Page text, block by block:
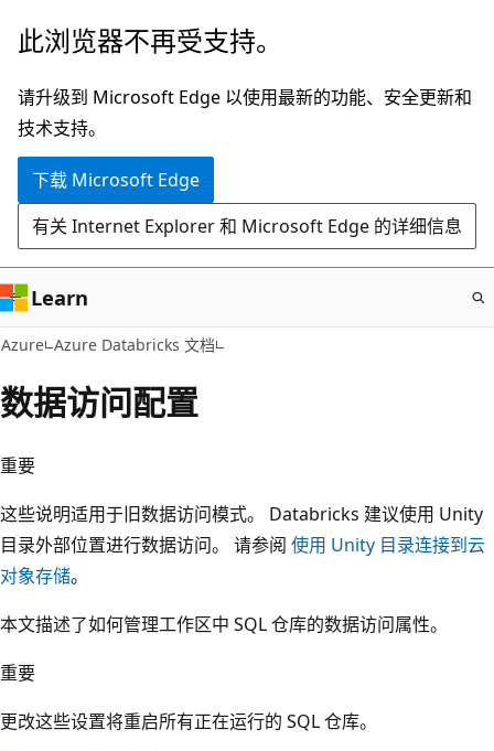
跳
主
要
内
此浏览器不再受支持。
请升级到 Microsoft Edge 以使用最新的功能、安全更新和
技术支持。
下载 Microsoft Edge
有关 Internet Explorer 和 Microsoft Edge 的详细信息
Learn
Azure Azure Databricks 文档
数据访问配置
重要
这些说明适用于旧数据访问模式。 Databricks 建议使用 Unity
目录外部位置进行数据访问。 请参阅 使用 Unity 目录连接到云
对象存储。
本文描述了如何管理工作区中 SQL 仓库的数据访问属性。
重要
更改这些设置将重启所有正在运行的 SQL 仓库。